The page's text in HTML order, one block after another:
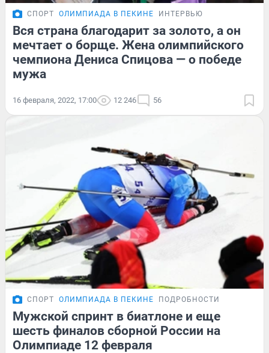
СПОРТ ОЛИМПИАДА В ПЕКИНЕ ИНТЕРВЬЮ
Вся страна благодарит за золото, а он
мечтает о борще. Жена олимпийского
чемпиона Дениса Спицова — о победе
мужа
16 февраля, 2022, 17:00 12 246 56
СПОРТ ОЛИМПИАДА В ПЕКИНЕ ПОДРОБНОСТИ
Мужской спринт в биатлоне и еще
шесть финалов сборной России на
Олимпиаде 12 февраля